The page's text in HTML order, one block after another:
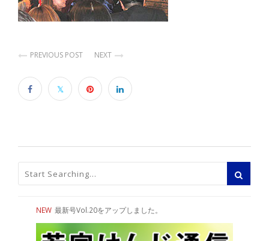
PREVIOUS POST NEXT
NEW 最新号Vol.20をアップしました。